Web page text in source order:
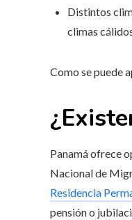
Distintos
climas
Como se puede
Panamá ofrece
Nacional de
Residencia
pensión o